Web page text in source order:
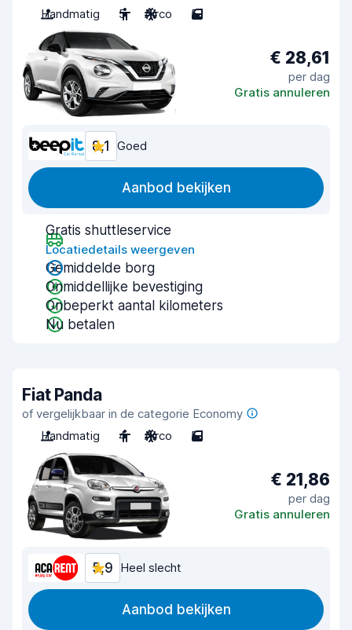
Handmatig
5 Airco 5
€ 28,61
per dag
Gratis annuleren
8,1 Goed
Aanbod bekijken
Gratis shuttleservice
Locatiedetails weergeven
Gemiddelde borg
Onmiddellijke bevestiging
Onbeperkt aantal kilometers
Nu betalen
Fiat Panda
of vergelijkbaar in de categorie Economy
Handmatig
4 Airco 5
€ 21,86
per dag
Gratis annuleren
5,9 Heel slecht
Aanbod bekijken